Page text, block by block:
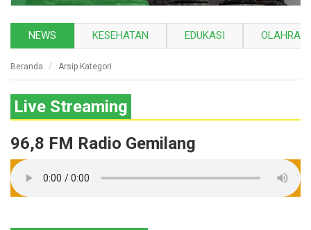
NEWS KESEHATAN EDUKASI
Beranda Arsip Kategori
Live Streaming
96,8 FM Radio Gemilang